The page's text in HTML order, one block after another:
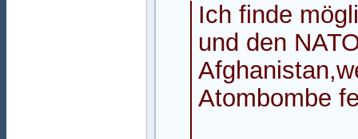
Ich finde
und den
Atombombe